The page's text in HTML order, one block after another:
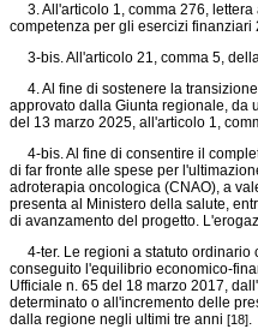
3. All'articolo 1, comma 276, lettera
competenza per gli esercizi
3-bis. All'articolo 21, comma 5,
4. Al fine di sostenere la
approvato dalla Giunta regionale, da
del 13 marzo 2025, all'articolo 1,
4-bis. Al fine di consentire il
di far fronte alle spese per
adroterapia oncologica (CNAO), a
presenta al Ministero della salute,
di avanzamento del progetto.
4-ter. Le regioni a statuto ordinario
conseguito l'equilibrio economico-
Ufficiale n. 65 del 18 marzo 2017,
determinato o all'incremento delle
dalla regione negli ultimi tre anni [18].